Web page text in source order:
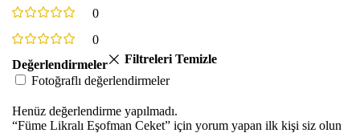
0
0
Değerlendirmeler
Filtreleri Temizle
Fotoğraflı değerlendirmeler
Henüz değerlendirme yapılmadı.
“Füme Likralı Eşofman Ceket” için yorum yapan ilk kişi siz olun